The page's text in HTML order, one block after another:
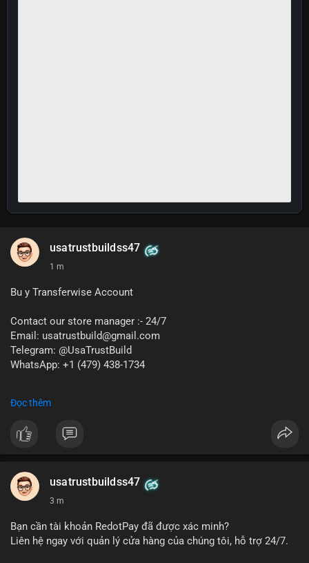
usatrustbuildss47
1 m
Bu y Transferwise Account
Contact our store manager :- 24/7
Email: usatrustbuild@gmail.com
Telegram: @UsaTrustBuild
WhatsApp: +1 (479) 438-1734
#trendingnow
Đọc thêm
usatrustbuildss47
3 m
Bạn cần tài khoản RedotPay đã được xác minh?
Liên hệ ngay với quản lý cửa hàng của chúng tôi, hỗ trợ 24/7.